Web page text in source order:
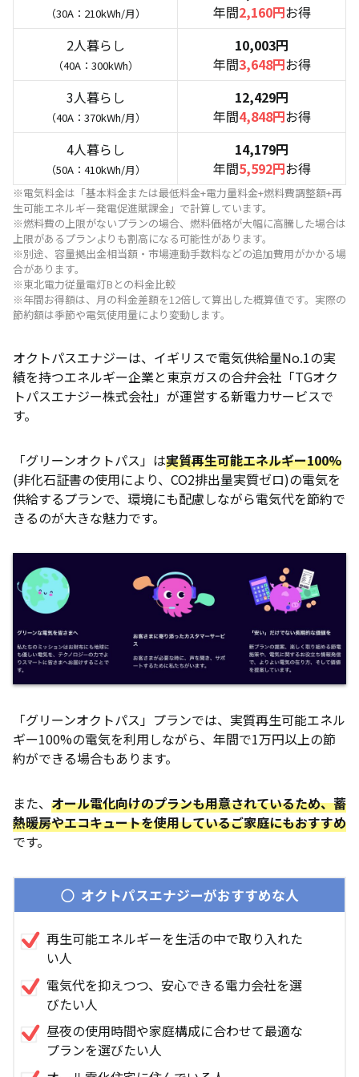
（30A：210kWh/月）
年間2,160円お得
2人暮らし
（40A：300kWh）
10,003円
年間3,648円お得
3人暮らし
（40A：370kWh/月）
12,429円
年間4,848円お得
4人暮らし
（50A：410kWh/月）
14,179円
年間5,592円お得
※電気料金は「基本料金または最低料金+電力量料金+燃料費調整額+再
生可能エネルギー発電促進賦課金」で計算しています。
※燃料費の上限がないプランの場合、燃料価格が大幅に高騰した場合は
上限があるプランよりも割高になる可能性があります。
※別途、容量拠出金相当額・市場連動手数料などの追加費用がかかる場
合があります。
※東北電力従量電灯Bとの料金比較
※年間お得額は、月の料金差額を12倍して算出した概算値です。実際の
節約額は季節や電気使用量により変動します。
オクトパスエナジーは、イギリスで電気供給量No.1の実
績を持つエネルギー企業と東京ガスの合弁会社「TGオク
トパスエナジー株式会社」が運営する新電力サービスで
す。
「グリーンオクトパス」は実質再生可能エネルギー100%
(非化石証書の使用により、CO2排出量実質ゼロ)の電気を
供給するプランで、環境にも配慮しながら電気代を節約で
きるのが大きな魅力です。
「グリーンオクトパス」プランでは、実質再生可能エネル
ギー100%の電気を利用しながら、年間で1万円以上の節
約ができる場合もあります。
また、 オール電化向けのプランも用意されているため、蓄
熱暖房やエコキュートを使用しているご家庭にもおすすめ
です。
オクトパスエナジーがおすすめな人
再生可能エネルギーを生活の中で取り入れた
い人
電気代を抑えつつ、安心できる電力会社を選
びたい人
昼夜の使用時間や家庭構成に合わせて最適な
プランを選びたい人